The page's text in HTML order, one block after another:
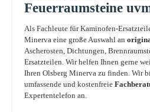
Feuerraumsteine
Als Fachleute für Kaminofen-
Minerva eine große Auswahl an
Ascherosten, Dichtungen,
Ersatzteilen. Wir helfen Ihnen gerne
Ihren Olsberg Minerva zu finden. Wir
umfassende und kostenfreie
Expertentelefon an.